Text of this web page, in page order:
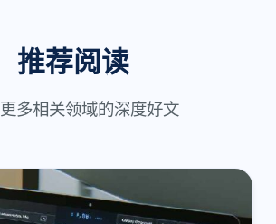
推荐阅读
多相关领域的深度好文